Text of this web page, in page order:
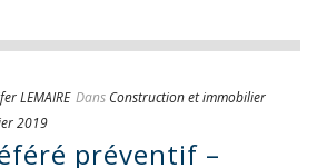
LEMAIRE Dans Construction et immobilier
2019
préventif –